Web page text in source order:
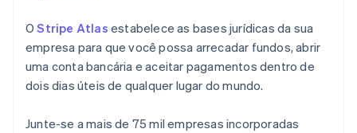
OStripe Atlas estabelece as bases jurídicas da sua
empresa para que você possa arrecadar fundos, abrir
uma conta bancária e aceitar pagamentos dentro de
dois dias úteis de qualquer lugar do mundo.
Junte-se a mais de 75 mil empresas incorporadas